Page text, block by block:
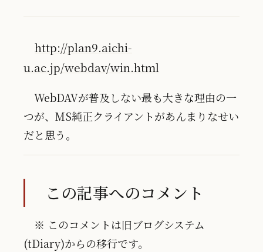
http://plan9.aichi-
u.ac.jp/webdav/win.html
WebDAVが普及しない最も大きな理由の一
つが、MS純正クライアントがあんまりなせい
だと思う。
この記事へのコメント
※ このコメントは旧ブログシステム
(tDiary)からの移行です。